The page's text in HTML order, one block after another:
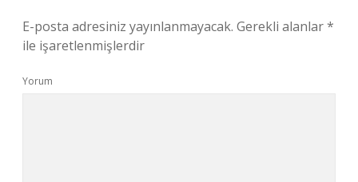
E-posta adresiniz yayınlanmayacak. Gerekli alanlar*
ile işaretlenmişlerdir
Yorum